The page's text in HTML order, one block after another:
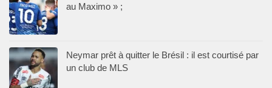
au Maximo » ;
Neymar prêt à quitter le Brésil : il est courtisé par
un club de MLS